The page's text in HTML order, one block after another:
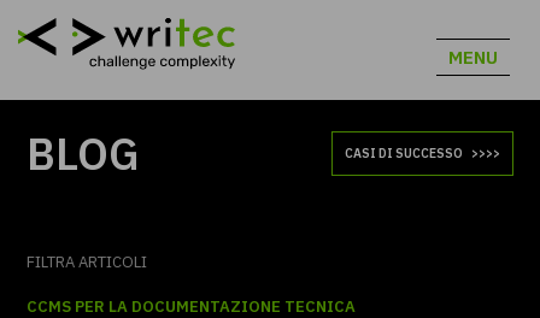
MENU
BLOG CASI DI SUCCESSO
FILTRA ARTICOLI
CCMS PER LA DOCUMENTAZIONE TECNICA